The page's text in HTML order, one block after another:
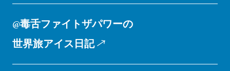
@毒舌ファイトザパワーの
世界旅アイス日記